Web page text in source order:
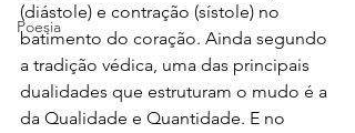
Poesia
(diástole) e contração (sístole) no
batimento do coração. Ainda segundo
a tradição védica, uma das principais
dualidades que estruturam o mudo é a
da Qualidade e Quantidade. E no